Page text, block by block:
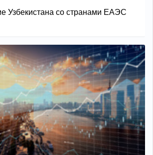
Узбекистана со странами ЕАЭС